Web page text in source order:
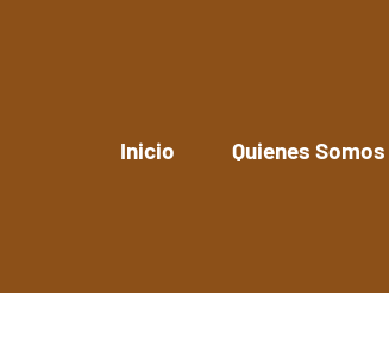
Inicio Quienes Somos